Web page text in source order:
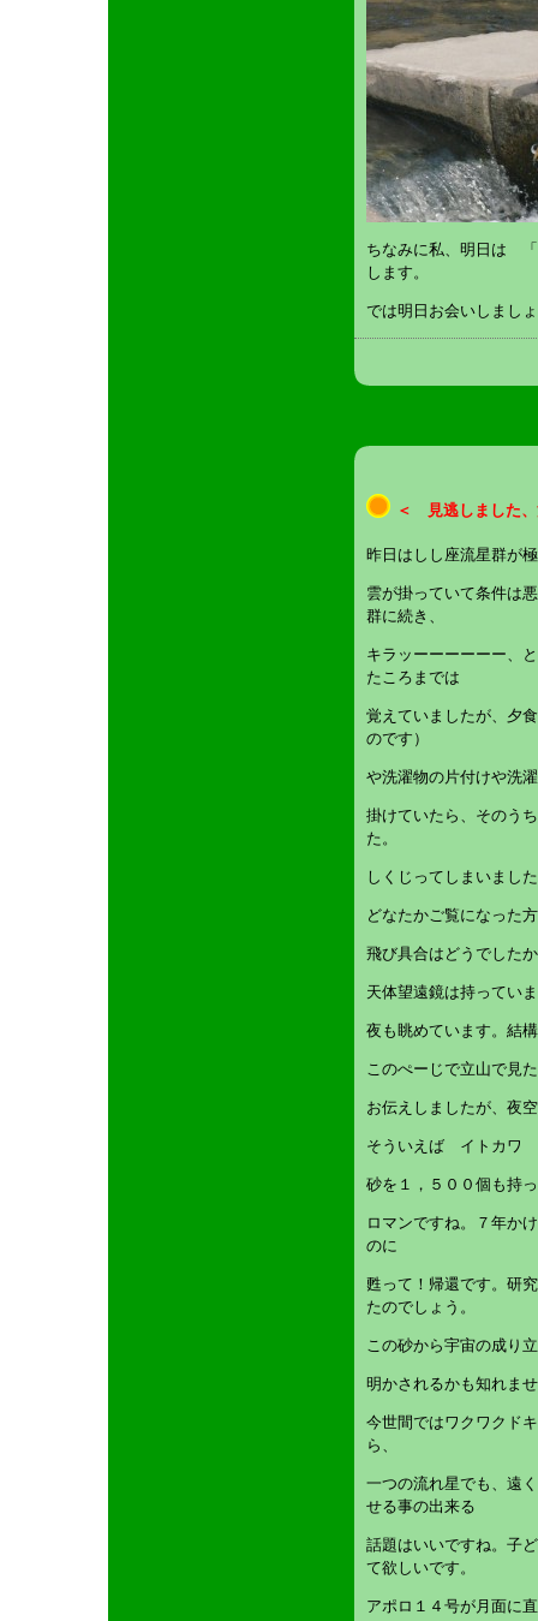
ちなみに私、明日は
します。
では明日お会いしまし
＜ 見逃しました
昨日はしし座流星群が
雲が掛っていて条件は
群に続き、
キラッーーーーーー、
たころまでは
覚えていましたが、夕
のです）
や洗濯物の片付けや洗
掛けていたら、そのう
た。
しくじってしまいまし
どなたかご覧になった
飛び具合はどうでした
天体望遠鏡は持ってい
夜も眺めています。結
このぺーじで立山で見
お伝えしましたが、夜
そういえば イトカワ
砂を１，５００個も持
ロマンですね。７年か
のに
甦って！帰還です。研
たのでしょう。
この砂から宇宙の成り
明かされるかも知れま
今世間ではワクワクド
ら、
一つの流れ星でも、遠
せる事の出来る
話題はいいですね。子
て欲しいです。
アポロ１４号が月面に